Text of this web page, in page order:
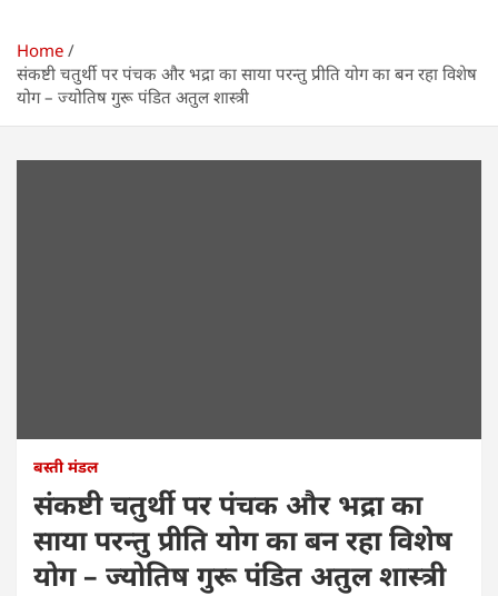
Home
संकष्टी चतुर्थी पर पंचक और भद्रा का साया परन्तु प्रीति योग का बन रहा विशेष
योग – ज्योतिष गुरू पंडित अतुल शास्त्री
बस्ती मंडल
संकष्टी चतुर्थी पर पंचक और भद्रा का
साया परन्तु प्रीति योग का बन रहा विशेष
योग – ज्योतिष गुरू पंडित अतुल शास्त्री